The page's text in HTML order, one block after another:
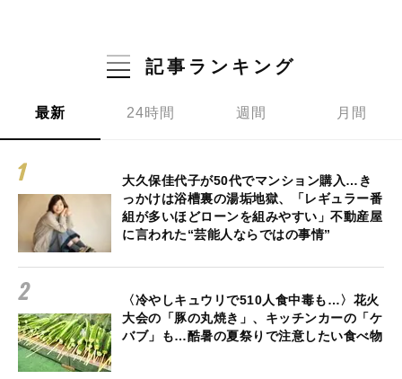
記事ランキング
最新 24時間 週間 月間
大久保佳代子が50代でマンション購入…き
っかけは浴槽裏の湯垢地獄、「レギュラー番
組が多いほどローンを組みやすい」不動産屋
に言われた“芸能人ならではの事情”
〈冷やしキュウリで510人食中毒も…〉花火
大会の「豚の丸焼き」、キッチンカーの「ケ
バブ」も…酷暑の夏祭りで注意したい食べ物